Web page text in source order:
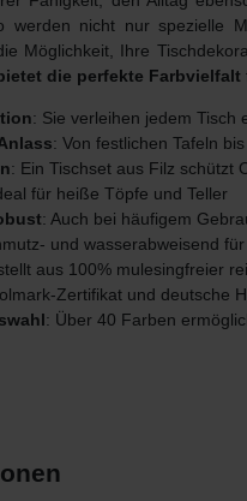
werden nicht nur spezielle
Möglichkeit, Ihre
die perfekte Farbvielfalt
: Sie verleihen jedem Tisch
: Von festlichen Tafeln
: Ein Tischset aus Filz schützt
für heiße Töpfe und Teller
: Auch bei häufigem
und wasserabweisend
aus 100% mulesingfreier
Zertifikat und deutsche
: Über 40 Farben